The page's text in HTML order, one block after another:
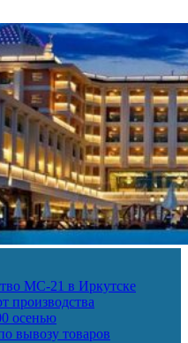
МС-21 в Иркутске
производства
осенью
вывозу товаров